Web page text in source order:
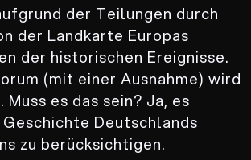
der Teilungen durch
der Landkarte Europas
der historischen Ereignisse.
(mit einer Ausnahme) wird
es das sein? Ja, es
Deutschlands
zu berücksichtigen.